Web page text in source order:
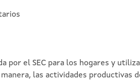
por el SEC para los hogares y
las actividades productivas